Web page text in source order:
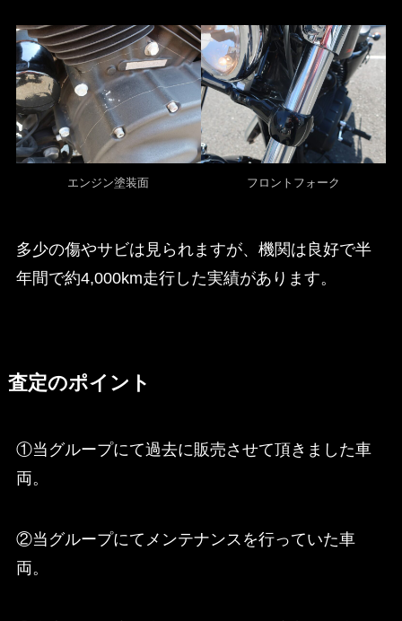
エンジン塗装面 フロントフォーク
多少の傷やサビは見られますが、機関は良好で半
年間で約4,000km走行した実績があります。
査定のポイント
①当グループにて過去に販売させて頂きました車
両。
②当グループにてメンテナンスを行っていた車
両。